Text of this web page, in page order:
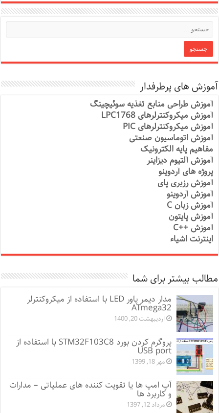
آموزش های پرطرفدار
آموزش طراحی منابع تغذیه سوئیچینگ
آموزش میکروکنترلرهای LPC1768
آموزش میکروکنترلرهای PIC
آموزش اتوماسیون صنعتی
مفاهیم پایه الکترونیک
آموزش آلتیوم دیزاینر
پروژه های آردوینو
آموزش رزبری پای
آموزش آردوینو
آموزش زبان C
آموزش پایتون
آموزش ++C
اینترنت اشیاء
مطالب بیشتر برای شما
مدار دیمر پاور LED با استفاده از میکروکنترلر
ATmega32
اردیبهشت 20, 1400
پروگرم کردن بورد STM32F103C8 با استفاده از
USB port
مهر 18, 1399
آپ امپ ها یا تقویت کننده های عملیاتی – مدارات
و کاربرد ها
مرداد 12, 1397